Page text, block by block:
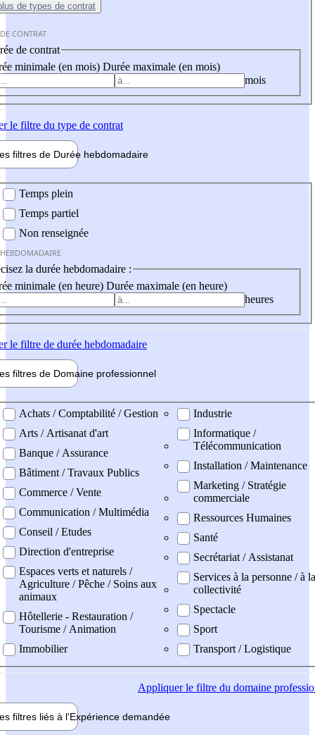
de types de contrat
CONTRAT
de contrat
minimale (en mois) Durée maximale (en mois)
mois
le filtre du type de contrat
filtres de Durée hebdomadaire
Temps plein
Temps partiel
Non renseignée
la durée hebdomadaire :
minimale (en heure) Durée maximale (en heure)
heures
le filtre de durée hebdomadaire
filtres de Domaine professionnel
professionel
Achats / Comptabilité / Gestion
Arts / Artisanat d'art
Banque / Assurance
Bâtiment / Travaux Publics
Commerce / Vente
Communication / Multimédia
Conseil / Etudes
Direction d'entreprise
Espaces verts et naturels /
Agriculture / Pêche / Soins aux
animaux
Hôtellerie - Restauration /
Tourisme / Animation
Immobilier
Industrie
Informatique /
Télécommunication
Installation / Maintenance
Marketing / Stratégie
commerciale
Ressources Humaines
Santé
Secrétariat / Assistanat
Services à la personne / à la
collectivité
Spectacle
Sport
Transport / Logistique
Appliquerle filtre du domaine
filtres liés à l'Expérience demandée